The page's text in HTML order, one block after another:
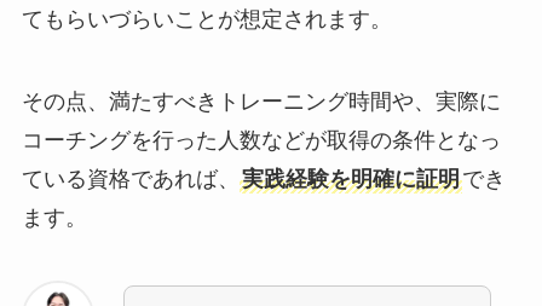
てもらいづらいことが想定されます。
その点、満たすべきトレーニング時間や、実際に
コーチングを行った人数などが取得の条件となっ
ている資格であれば、 実践経験を明確に証明でき
ます。